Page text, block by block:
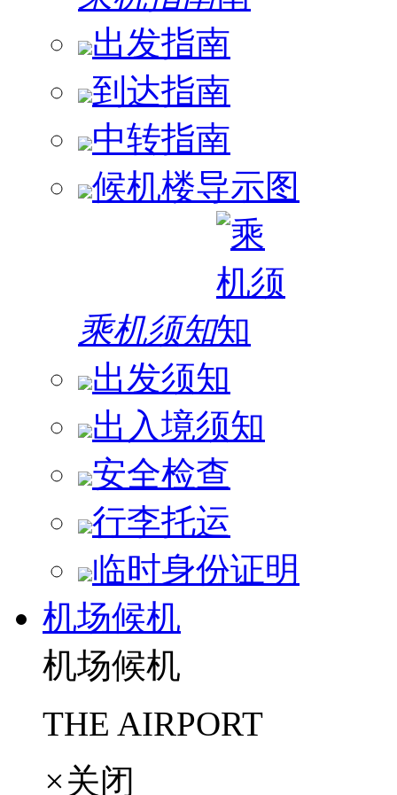
出发指南
到达指南
中转指南
候机楼导示图
乘机须知
出发须知
出入境须知
安全检查
行李托运
临时身份证明
机场候机
机场候机
THE AIRPORT
×关闭